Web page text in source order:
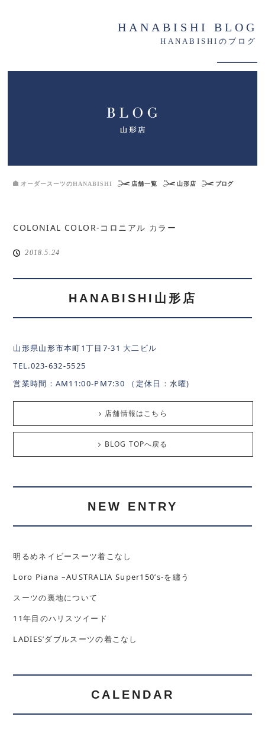
HANABISHI BLOG
HANABISHIのブログ
オーダースーツのHANABISHI 店舗一覧 山形店 ブログ
COLONIAL COLOR-コロニアル カラー
2018.5.24
HANABISHI山形店
山形県山形市本町1丁目7-31 大二ビル
TEL.023-632-5525
営業時間：AM11:00-PM7:30 （定休日：水曜)
店舗情報はこちら
BLOG TOPへ戻る
NEW ENTRY
明るめネイビースーツ着こなし
Loro Piana –AUSTRALIA Super150’s-を纏う
スーツの裏地について
11年目のハリスツイード
LADIES’ダブルスーツの着こなし
CALENDAR